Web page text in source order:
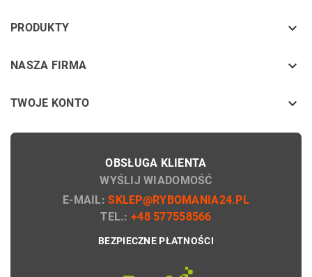
PRODUKTY keyboard_arrow_down
NASZA FIRMA keyboard_arrow_down
TWOJE KONTO 
OBSŁUGA KLIENTA
WYŚLIJ WIADOMOŚĆ
E-MAIL:SKLEP@RYBOMANIA24.PL
TEL.:+48 577558566
BEZPIECZNE PŁATNOŚCI